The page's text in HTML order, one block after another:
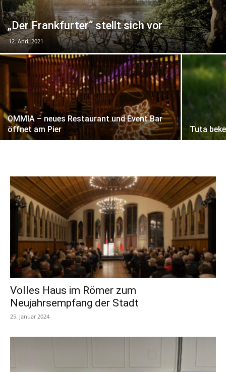
„Der Frankfurter“ stellt sich vor
12. April 2021
OMMIA – neues Restaurant und Event Bar
öffnet am Pier
Tuta
Volles Haus im Römer zum
Neujahrsempfang der Stadt
25. Januar 2024